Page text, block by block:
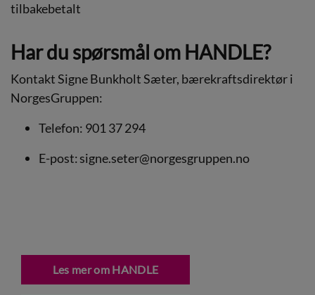
tilbakebetalt
Har du spørsmål om HANDLE?
Kontakt Signe Bunkholt Sæter, bærekraftsdirektør i
NorgesGruppen:
Telefon: 901 37 294
E-post:signe.seter@norgesgruppen.no
Les mer om HANDLE